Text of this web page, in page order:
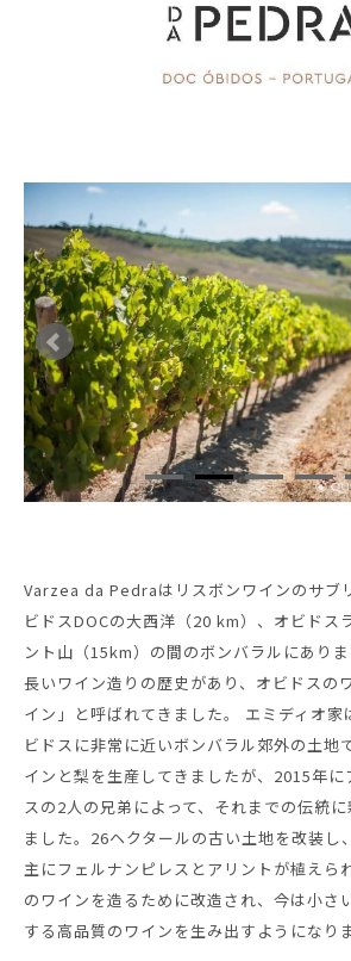
Varzea da Pedraはリスボンワインのサブ
ビドスDOCの大西洋（20 km）、オビドス
ント山（15km）の間のボンバラルにありま
長いワイン造りの歴史があり、オビドスの
イン」と呼ばれてきました。 エミディオ家
ビドスに非常に近いボンバラル郊外の土地
インと梨を生産してきましたが、2015年に
スの2人の兄弟によって、それまでの伝統
ました。26ヘクタールの古い土地を改装し
主にフェルナンピレスとアリントが植えら
のワインを造るために改造され、今は小さ
する高品質のワインを生み出すようになり